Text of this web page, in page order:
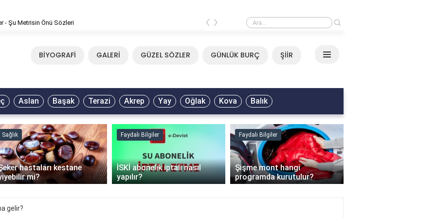
Mirkelam - Tavla Sözleri Neşet Ertaş - Yazımı Kışa Çevirdin Sözleri
‹ ›
BİYOGRAFİ GALERİ GÜZEL SÖZLER GÜNLÜK BURÇ ŞİİR
Aslan Başak Terazi Akrep Yay Oğlak Kova Balık
Sağlık
hastaları kestane
mi?
Faydalı Bilgiler
İSKİ abonelik iptali nasıl
yapılır?
Faydalı Bilgiler
Şişme mont hangi
programda kurutulur?
›
gelir?